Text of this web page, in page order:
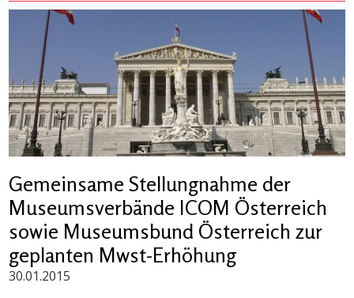
Gemeinsame Stellungnahme der
Museumsverbände ICOM Österreich
sowie Museumsbund Österreich zur
geplanten Mwst-Erhöhung
30.01.2015